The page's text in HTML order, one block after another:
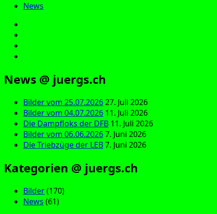
News
News @ juergs.ch
Bilder vom 25.07.202627. Juli 2026
Bilder vom 04.07.2026 11. Juli 2026
Die Dampfloks der DFB 11. Juli 2026
Bilder vom 06.06.20267. Juni 2026
Die Triebzüge der LEB7. Juni 2026
Kategorien @ juergs.ch
Bilder(170)
News (61)